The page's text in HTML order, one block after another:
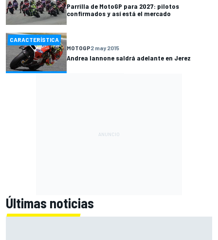
Parrilla de MotoGP para 2027: pilotos
confirmados y así está el mercado
CARACTERÍSTICA
MOTOGP2 may 2015
Andrea Iannone saldrá adelante en Jerez
Últimas noticias